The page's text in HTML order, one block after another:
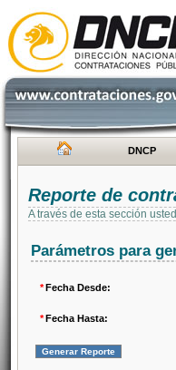
DNCP
Reporte de
A través de esta sección
Parámetros para
*Fecha Desde:
*Fecha Hasta: